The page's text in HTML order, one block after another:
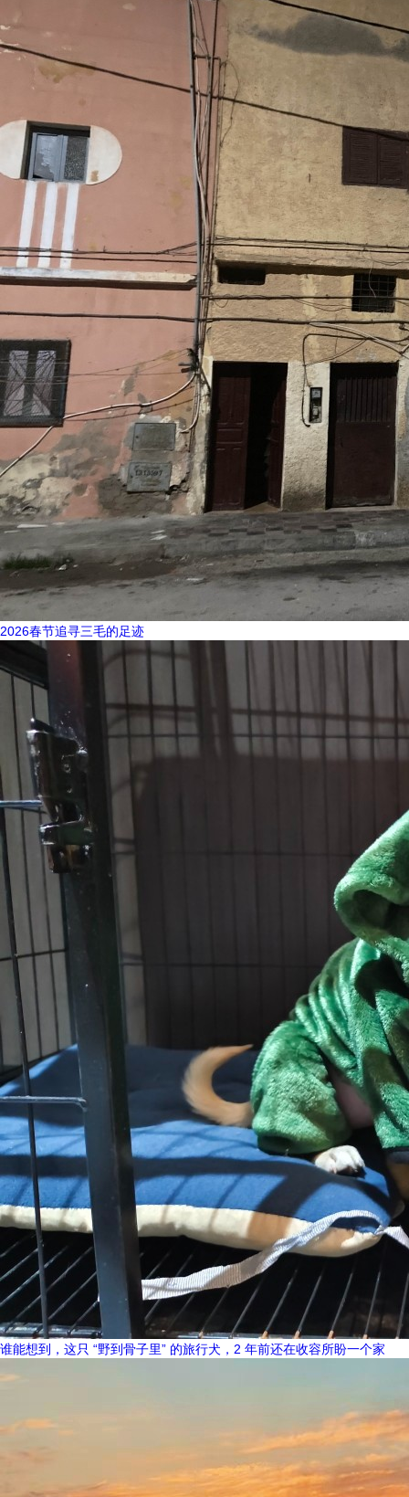
2026春节追寻三毛的足迹
谁能想到，这只 “野到骨子里” 的旅行犬，2 年前还在收容所盼一个家